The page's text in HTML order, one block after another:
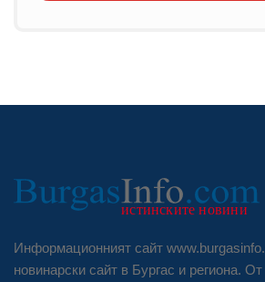
Информационният сайт
новинарски сайт в Бургас и региона.